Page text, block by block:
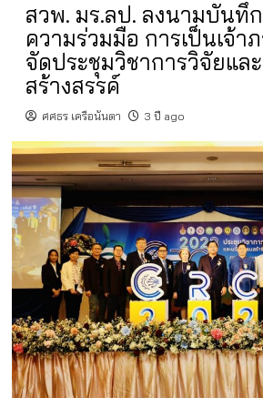
สวพ. มร.ลป. ลงนามบันทึ
ความร่วมมือ การเป็นเจ้า
จัดประชุมวิชาการวิจัยแล
สร้างสรรค์
ศศธร เครือนันตา 3 ปี ago